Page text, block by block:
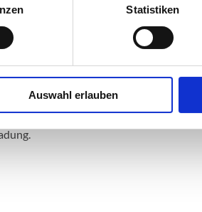
Statistiken
Auswahl erlauben